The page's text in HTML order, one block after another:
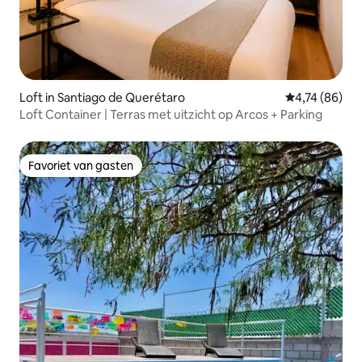
Loft in Santiago de Querétaro Gemiddelde
4,74 (86)
Loft Container | Terras met uitzicht op Arcos + Parking
Favoriet van gasten
Favoriet van gasten